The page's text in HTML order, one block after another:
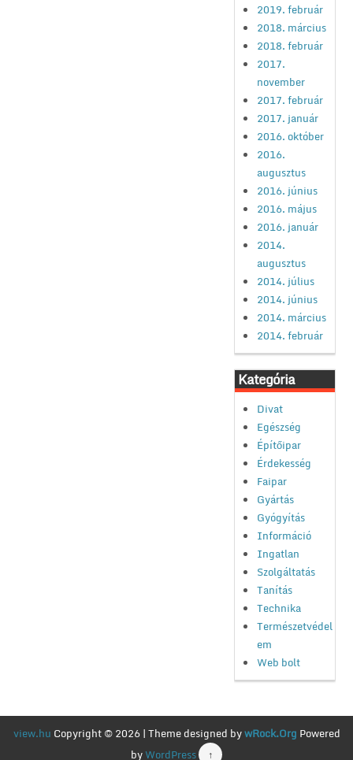
2019. február
2018. március
2018. február
2017.
november
2017. február
2017. január
2016. október
2016.
augusztus
2016. június
2016. május
2016. január
2014.
augusztus
2014. július
2014. június
2014. március
2014. február
Kategória
Divat
Egészség
Építőipar
Érdekesség
Faipar
Gyártás
Gyógyítás
Információ
Ingatlan
Szolgáltatás
Tanítás
Technika
Természetvédel
em
Web bolt
view.hu Copyright © 2026 | Theme designed bywRock.Org Powered
byWordPress ↑